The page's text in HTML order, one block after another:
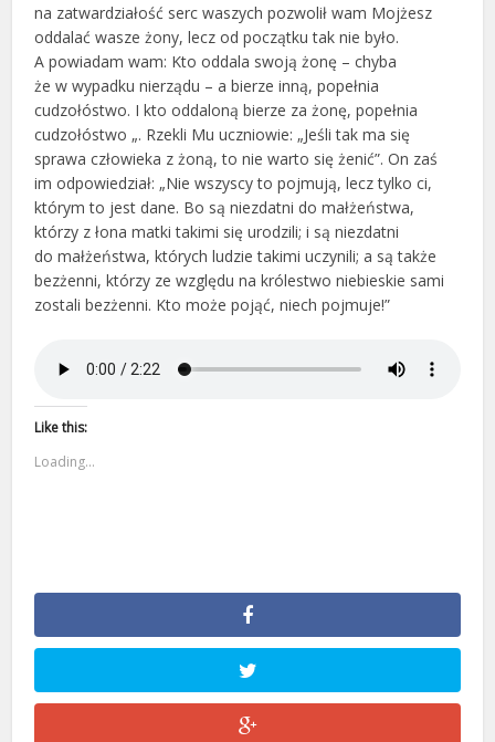
na zatwardziałość serc waszych pozwolił wam Mojżesz
oddalać wasze żony, lecz od początku tak nie było.
A powiadam wam: Kto oddala swoją żonę – chyba
że w wypadku nierządu – a bierze inną, popełnia
cudzołóstwo. I kto oddaloną bierze za żonę, popełnia
cudzołóstwo „. Rzekli Mu uczniowie: „Jeśli tak ma się
sprawa człowieka z żoną, to nie warto się żenić”. On zaś
im odpowiedział: „Nie wszyscy to pojmują, lecz tylko ci,
którym to jest dane. Bo są niezdatni do małżeństwa,
którzy z łona matki takimi się urodzili; i są niezdatni
do małżeństwa, których ludzie takimi uczynili; a są także
bezżenni, którzy ze względu na królestwo niebieskie sami
zostali bezżenni. Kto może pojąć, niech pojmuje!”
Like this:
Loading...